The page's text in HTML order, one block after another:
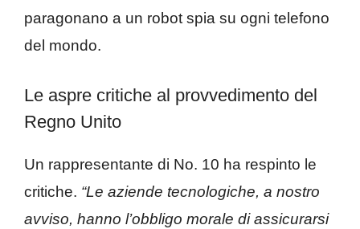
paragonano a un robot spia su ogni telefono
del mondo.
Le aspre critiche al provvedimento del
Regno Unito
Un rappresentante di No. 10 ha respinto le
critiche. “Le aziende tecnologiche, a nostro
avviso, hanno l’obbligo morale di assicurarsi